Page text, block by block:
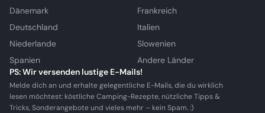
Dänemark
Frankreich
Deutschland
Italien
Niederlande
Slowenien
Spanien
Andere Länder
PS: Wir versenden lustige E-Mails!
Melde dich an und erhalte gelegentliche E-Mails, die du wirklich
lesen möchtest: köstliche Camping-Rezepte, nützliche Tipps &
Tricks, Sonderangebote und vieles mehr – kein Spam. :)